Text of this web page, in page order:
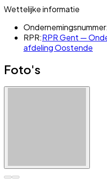
Wettelijke informatie
Ondernemingsnummer:
RPR:RPR Gent —
afdeling Oostende
Foto's